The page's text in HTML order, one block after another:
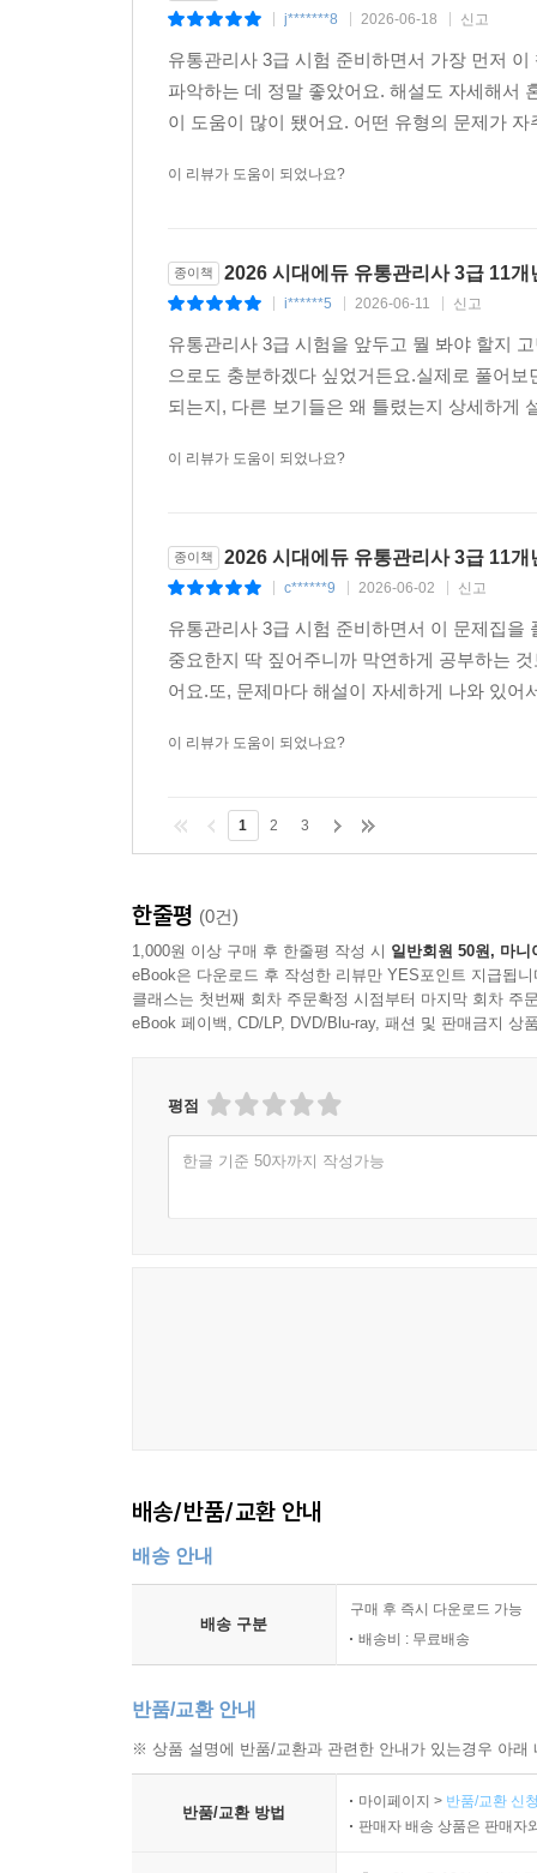
j*******8 2026-06-18 신고
유통관리사 3급 시험 준비하면서 가장 먼저
파악하는 데 정말 좋았어요. 해설도 자세해서
이 도움이 많이 됐어요. 어떤 유형의 문제가
이 리뷰가 도움이 되었나요?
종이책 2026 시대에듀 유통관리사 3급 11개
i******5 2026-06-11 신고
유통관리사 3급 시험을 앞두고 뭘 봐야 할지
으로도 충분하겠다 싶었거든요.실제로 풀어
되는지, 다른 보기들은 왜 틀렸는지 상세하게
이 리뷰가 도움이 되었나요?
종이책 2026 시대에듀 유통관리사 3급 11개
c******9 2026-06-02 신고
유통관리사 3급 시험 준비하면서 이 문제집
중요한지 딱 짚어주니까 막연하게 공부하는
어요.또, 문제마다 해설이 자세하게 나와 있
이 리뷰가 도움이 되었나요?
1 2 3
한줄평 (0건)
1,000원 이상 구매 후 한줄평 작성 시 일반회원 50원, 마니
eBook은 다운로드 후 작성한 리뷰만 YES포인트 지급됩니
클래스는 첫번째 회차 주문확정 시점부터 마지막 회차 주
eBook 페이백, CD/LP, DVD/Blu-ray, 패션 및 판매금지 상
평점
한글 기준 50자까지 작성가능
배송/반품/교환 안내
배송 안내
배송 구분
구매 후 즉시 다운로드 가능
배송비 : 무료배송
반품/교환 안내
※ 상품 설명에 반품/교환과 관련한 안내가 있는경우 아
반품/교환 방법
마이페이지 > 반품/교환 신
판매자 배송 상품은 판매자